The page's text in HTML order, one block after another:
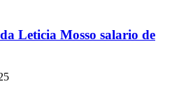
Leticia Mosso salario de